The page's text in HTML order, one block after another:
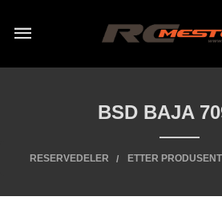
innholdet
BSD BAJA
RESERVEDELER ETTER